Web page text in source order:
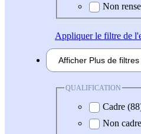
Non
Appliquerle filtre de
Afficher Plus de filtres
QUALIFICATION
Cadre
Non